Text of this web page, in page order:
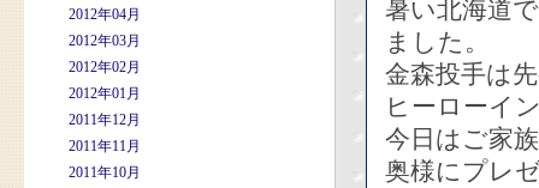
2012年04月
2012年03月
2012年02月
2012年01月
2011年12月
2011年11月
2011年10月
暑い北海道
ました。
金森投手は
ヒーローイ
今日はご家
奥様にプレ